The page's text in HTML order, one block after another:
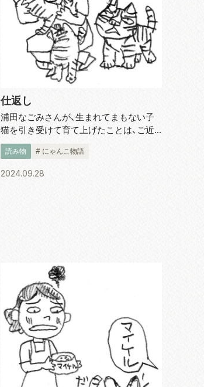
仕返し
浦田なごみさんが、生まれてまもない子
猫を引き受けて育て上げたことは、ご近
所のみーんなが知っています。そんなわ
けで、育て上げたマイケルが十歳になっ
た頃、ご近所の家の倉庫にノラ猫の子ど
読み物 # にゃんこ物語
2024.09.28